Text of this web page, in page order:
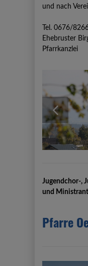
und nach
Tel. 0676/
Ehebruster
Pfarrkanzlei
Jugendchor-,
und
Pfarre